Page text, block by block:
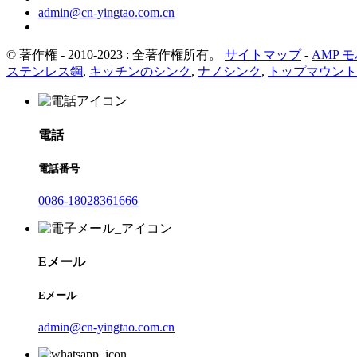
admin@cn-yingtao.com.cn
© 著作権 - 2010-2023 : 全著作権所有。 サイトマップ- AMP
ステンレス鋼, キッチンのシンク, ナノシンク, トップマウン
電話
電話番号
0086-18028361666
Eメール
Eメール
admin@cn-yingtao.com.cn